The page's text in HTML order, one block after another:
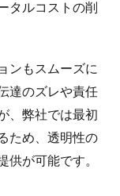
タルコストの削
ンもスムーズに
達のズレや責任
、弊社では最初
ため、透明性の
供が可能です。